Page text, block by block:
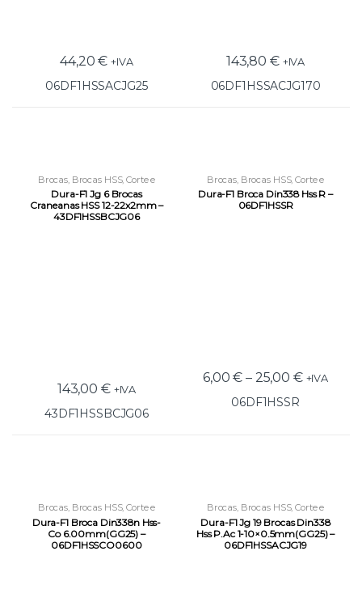
44,20€ +IVA
06DF1HSSACJG25
143,80 € +IVA
06DF1HSSACJG170
Brocas Brocas HSS,Corte e
Roscagem
Dura-F1 Jg 6 Brocas
Craneanas HSS 12-22x2mm –
43DF1HSSBCJG06
143,00 € +IVA
43DF1HSSBCJG06
Brocas Brocas HSS,Corte e
Roscagem
Dura-F1 Broca Din338 Hss R –
06DF1HSSR
6,00€ – 25,00 € +IVA
06DF1HSSR
Brocas, Brocas HSS,Corte e
Roscagem
Dura-F1 Broca Din338n Hss-
Co 6.00mm(GG25) –
06DF1HSSCO0600
Brocas, Brocas HSS,Corte e
Roscagem
Dura-F1 Jg 19 Brocas Din338
Hss P.Ac 1-10×0.5mm(GG25) –
06DF1HSSACJG19